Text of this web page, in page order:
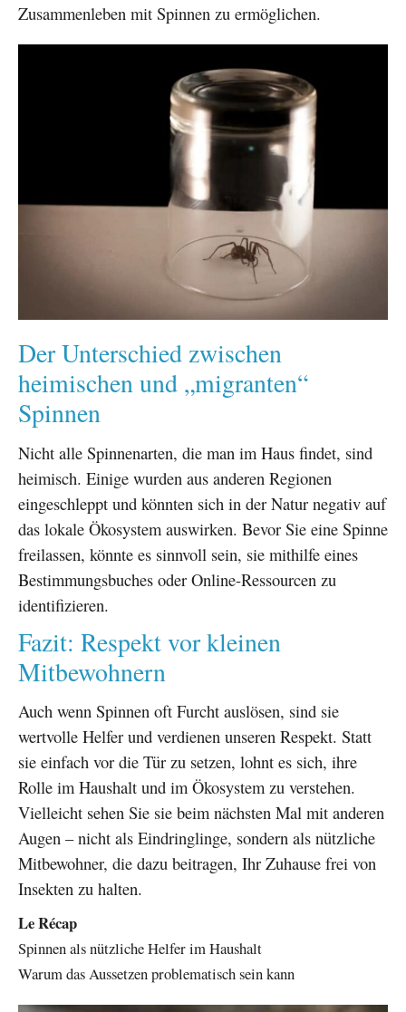
Zusammenleben mit Spinnen zu ermöglichen.
Der Unterschied zwischen
heimischen und „migranten“
Spinnen
Nicht alle Spinnenarten, die man im Haus findet, sind
heimisch. Einige wurden aus anderen Regionen
eingeschleppt und könnten sich in der Natur negativ auf
das lokale Ökosystem auswirken. Bevor Sie eine Spinne
freilassen, könnte es sinnvoll sein, sie mithilfe eines
Bestimmungsbuches oder Online-Ressourcen zu
identifizieren.
Fazit: Respekt vor kleinen
Mitbewohnern
Auch wenn Spinnen oft Furcht auslösen, sind sie
wertvolle Helfer und verdienen unseren Respekt. Statt
sie einfach vor die Tür zu setzen, lohnt es sich, ihre
Rolle im Haushalt und im Ökosystem zu verstehen.
Vielleicht sehen Sie sie beim nächsten Mal mit anderen
Augen – nicht als Eindringlinge, sondern als nützliche
Mitbewohner, die dazu beitragen, Ihr Zuhause frei von
Insekten zu halten.
Le Récap
Spinnen als nützliche Helfer im Haushalt
Warum das Aussetzen problematisch sein kann